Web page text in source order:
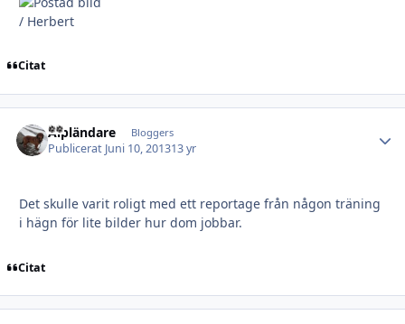
/ Herbert
Citat
Alpländare Bloggers
Publicerat Juni 10, 201313 yr
Det skulle varit roligt med ett reportage från någon träning
i hägn för lite bilder hur dom jobbar.
Citat